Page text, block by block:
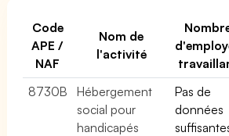
Code
APE /
NAF
Nom de
l'activité
8730B
Hébergement
social pour
handicapés
Pas de
données